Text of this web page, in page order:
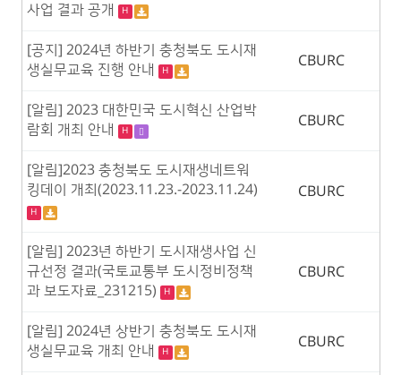
사업 결과 공개
H
[공지] 2024년 하반기 충청북도 도시재
생실무교육 진행 안내
H
CBURC
[알림] 2023 대한민국 도시혁신 산업박
람회 개최 안내
H
CBURC
[알림]2023 충청북도 도시재생네트워
킹데이 개최(2023.11.23.-2023.11.24)
H
CBURC
[알림] 2023년 하반기 도시재생사업 신
규선정 결과(국토교통부 도시정비정책
과 보도자료_231215)
H
CBURC
[알림] 2024년 상반기 충청북도 도시재
생실무교육 개최 안내
H
CBURC